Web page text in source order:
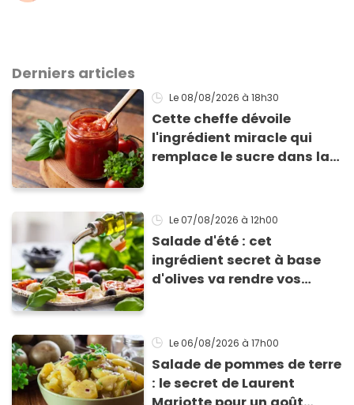
Derniers articles
Le 08/08/2026 à 18h30
Cette cheffe dévoile
l'ingrédient miracle qui
remplace le sucre dans la
Le 07/08/2026 à 12h00
Salade d'été : cet
ingrédient secret à base
d'olives va rendre vos
Le 06/08/2026 à 17h00
Salade de pommes de terre
: le secret de Laurent